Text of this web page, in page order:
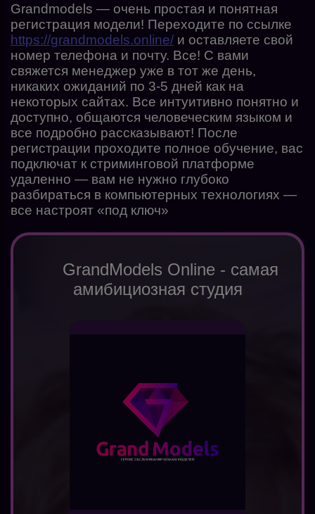
Grandmodels — очень простая и понятная
регистрация модели! Переходите по ссылке
https://grandmodels.online/ и оставляете свой
номер телефона и почту. Все! С вами
свяжется менеджер уже в тот же день,
никаких ожиданий по 3-5 дней как на
некоторых сайтах. Все интуитивно понятно и
доступно, общаются человеческим языком и
все подробно рассказывают! После
регистрации проходите полное обучение, вас
подключат к стриминговой платформе
удаленно — вам не нужно глубоко
разбираться в компьютерных технологиях —
все настроят «под ключ»
GrandModels Online - самая
амибициозная студия